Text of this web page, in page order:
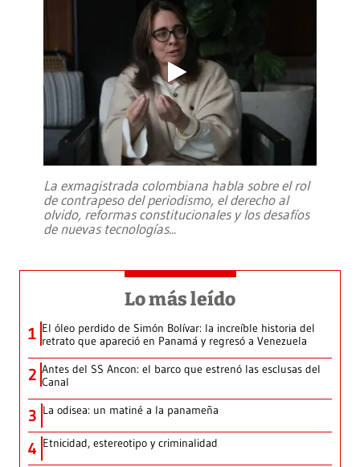
La exmagistrada colombiana habla sobre el rol
de contrapeso del periodismo, el derecho al
olvido, reformas constitucionales y los desafíos
de nuevas tecnologías...
Lo más leído
1 El óleo perdido de Simón Bolívar: la increíble historia del
retrato que apareció en Panamá y regresó a Venezuela
2 Antes del SS Ancon: el barco que estrenó las esclusas del
Canal
3 La odisea: un matiné a la panameña
4 Etnicidad, estereotipo y criminalidad